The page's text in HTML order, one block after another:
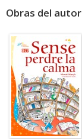
Obras del autor